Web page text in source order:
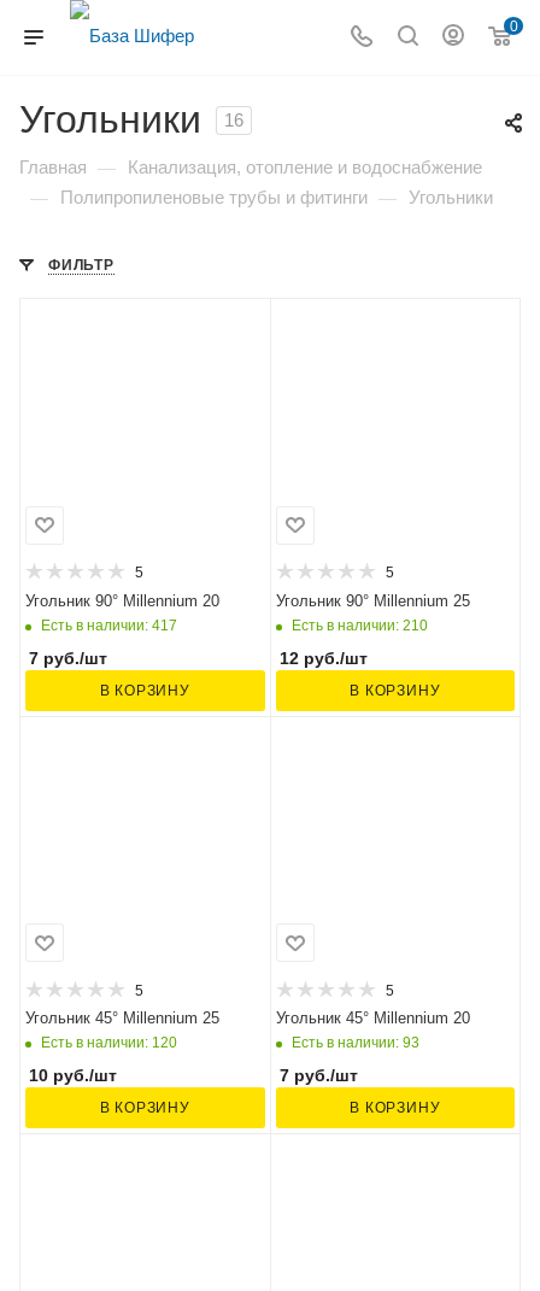
0
Угольники 16
Главная —
Канализация, отопление и водоснабжение
—
Полипропиленовые трубы и фитинги — Угольники
ФИЛЬТР
5
Угольник 90° Millennium 20
Есть в наличии: 417
7 руб./шт
В КОРЗИНУ
5
Угольник 90° Millennium 25
Есть в наличии: 210
12руб./шт
В КОРЗИНУ
5
Угольник 45° Millennium 25
Есть в наличии: 120
10 руб./шт
В КОРЗИНУ
5
Угольник 45° Millennium 20
Есть в наличии: 93
7руб./шт
В КОРЗИНУ